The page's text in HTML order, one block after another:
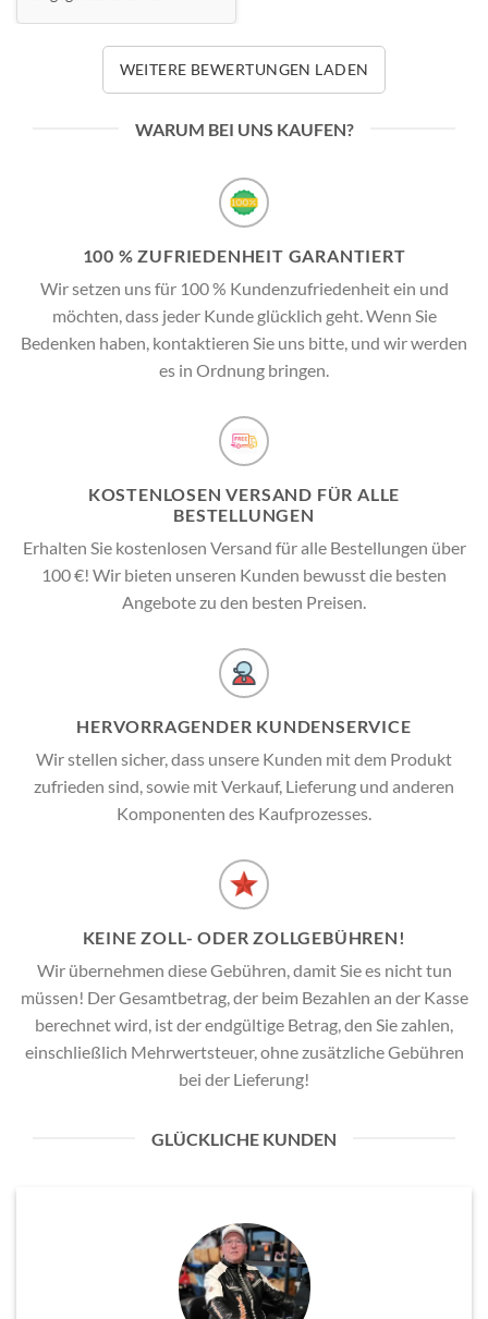
WEITERE BEWERTUNGEN LADEN
WARUM BEI UNS KAUFEN?
100 % ZUFRIEDENHEIT GARANTIERT
Wir setzen uns für 100 % Kundenzufriedenheit ein und
möchten, dass jeder Kunde glücklich geht. Wenn Sie
Bedenken haben, kontaktieren Sie uns bitte, und wir werden
es in Ordnung bringen.
KOSTENLOSEN VERSAND FÜR ALLE
BESTELLUNGEN
Erhalten Sie kostenlosen Versand für alle Bestellungen über
100 €! Wir bieten unseren Kunden bewusst die besten
Angebote zu den besten Preisen.
HERVORRAGENDER KUNDENSERVICE
Wir stellen sicher, dass unsere Kunden mit dem Produkt
zufrieden sind, sowie mit Verkauf, Lieferung und anderen
Komponenten des Kaufprozesses.
KEINE ZOLL- ODER ZOLLGEBÜHREN!
Wir übernehmen diese Gebühren, damit Sie es nicht tun
müssen! Der Gesamtbetrag, der beim Bezahlen an der Kasse
berechnet wird, ist der endgültige Betrag, den Sie zahlen,
einschließlich Mehrwertsteuer, ohne zusätzliche Gebühren
bei der Lieferung!
GLÜCKLICHE KUNDEN